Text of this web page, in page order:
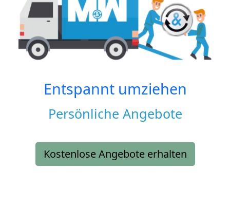
Entspannt umziehen
Persönliche Angebote
Kostenlose Angebote erhalten